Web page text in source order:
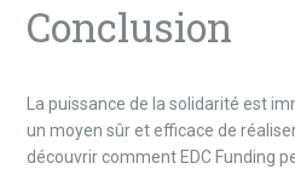
Conclusion
La puissance de la solidarité est
un moyen sûr et efficace de
découvrir comment EDC Funding